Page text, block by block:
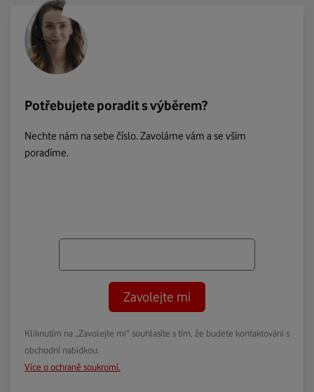
Potřebujete poradit s výběrem?
Nechte nám na sebe číslo. Zavoláme vám a se vším
poradíme.
Zavolejte mi
Kliknutím na „Zavolejte mi“ souhlasíte s tím, že budete kontaktováni s
obchodní nabídkou.
Více o ochraně soukromí.